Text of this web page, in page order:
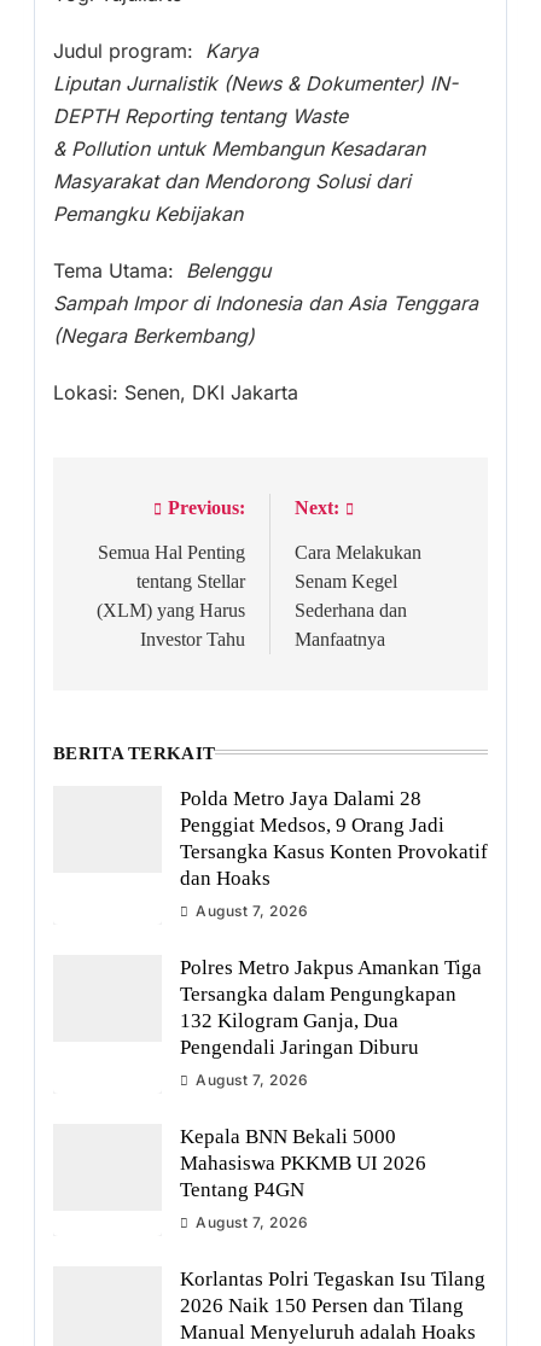
Judul program: Karya
Liputan Jurnalistik (News & Dokumenter) IN-
DEPTH Reporting tentang Waste
& Pollution untuk Membangun Kesadaran
Masyarakat dan Mendorong Solusi dari
Pemangku Kebijakan
Tema Utama: Belenggu
Sampah Impor di Indonesia dan Asia Tenggara
(Negara Berkembang)
Lokasi: Senen, DKI Jakarta
navigation
Previous:
Semua Hal Penting
tentang Stellar
(XLM) yang Harus
Investor Tahu
Next:
Cara Melakukan
Senam Kegel
Sederhana dan
Manfaatnya
BERITA TERKAIT
Polda Metro Jaya Dalami 28
Penggiat Medsos, 9 Orang Jadi
Tersangka Kasus Konten Provokatif
dan Hoaks
August 7, 2026
Polres Metro Jakpus Amankan Tiga
Tersangka dalam Pengungkapan
132 Kilogram Ganja, Dua
Pengendali Jaringan Diburu
August 7, 2026
Kepala BNN Bekali 5000
Mahasiswa PKKMB UI 2026
Tentang P4GN
August 7, 2026
Korlantas Polri Tegaskan Isu Tilang
2026 Naik 150 Persen dan Tilang
Manual Menyeluruh adalah Hoaks